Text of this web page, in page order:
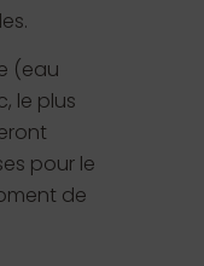
(eau
le plus
pour le
de